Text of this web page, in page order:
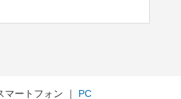
ートフォン ｜ PC